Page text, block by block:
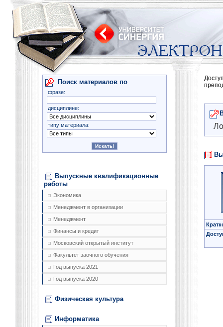
Поиск материалов по
фразе:
дисциплине:
типу материала:
Выпускные квалификационные
работы
Экономика
Менеджмент в организации
Менеджмент
Финансы и кредит
Московский открытый институт
Факультет заочного обучения
Год выпуска 2021
Год выпуска 2020
Физическая культура
Информатика